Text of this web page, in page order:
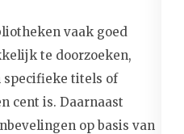
vaak goed
te doorzoeken,
specifieke titels of
cent is. Daarnaast
op basis van